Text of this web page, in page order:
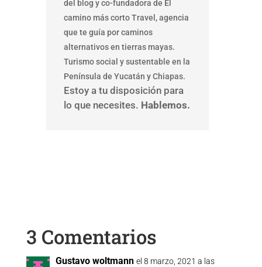
del blog y co-fundadora de El
camino más corto Travel, agencia
que te guía por caminos
alternativos en tierras mayas.
Turismo social y sustentable en la
Península de Yucatán y Chiapas.
Estoy a tu disposición para
lo que necesites. Hablemos.
3 Comentarios
Gustavo woltmann el 8 marzo, 2021 a las